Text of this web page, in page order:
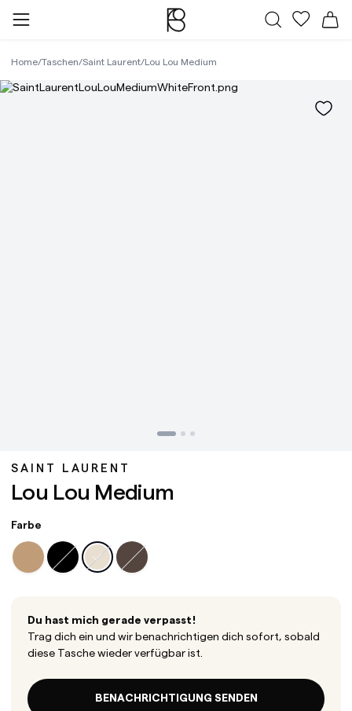
Alle Taschen
Meine
Home/Taschen/Saint Laurent/Lou Lou Medium
SAINT LAURENT
Lou Lou Medium
Farbe
Du hast mich gerade verpasst!
Trag dich ein und wir benachrichtigen dich sofort, sobald
diese Tasche wieder verfügbar ist.
BENACHRICHTIGUNG SENDEN